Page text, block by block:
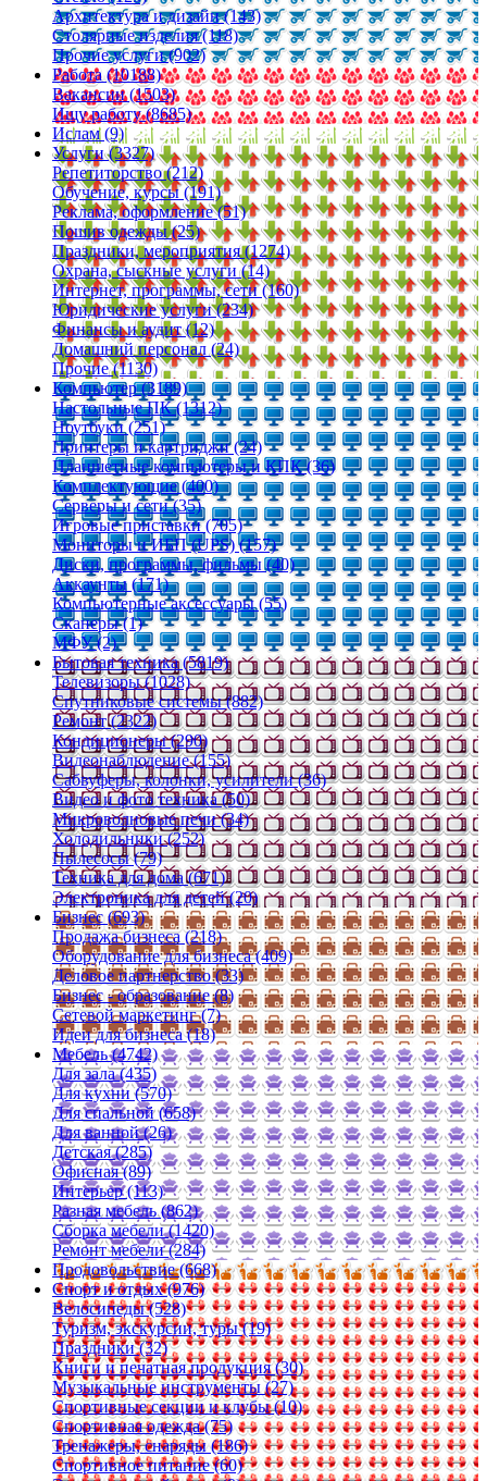
Архитектура и дизайн (143)
Столярные изделия (118)
Прочие услуги (902)
Работа (10188)
Вакансии (1503)
Ищу работу (8685)
Ислам (9)
Услуги (3327)
Репетиторство (212)
Обучение, курсы (191)
Реклама, оформление (51)
Пошив одежды (25)
Праздники, мероприятия (1274)
Охрана, сыскные услуги (14)
Интернет, программы, сети (160)
Юридические услуги (234)
Финансы и аудит (12)
Домашний персонал (24)
Прочие (1130)
Компьютер (3189)
Настольные ПК (1312)
Ноутбуки (251)
Принтеры и картриджи (24)
Планшетные компьютеры и КПК (36)
Комплектующие (400)
Серверы и сети (35)
Игровые приставки (705)
Мониторы и ИБП (UPS) (157)
Диски, программы, фильмы (40)
Аккаунты (171)
Компьютерные аксессуары (55)
Сканеры (1)
МФУ (2)
Бытовая техника (5819)
Телевизоры (1028)
Спутниковые системы (882)
Ремонт (2322)
Кондиционеры (290)
Видеонаблюдение (155)
Сабвуферы, колонки, усилители (36)
Видео и фото техника (50)
Микроволновые печи (34)
Холодильники (252)
Пылесосы (79)
Техника для дома (671)
Электроника для детей (20)
Бизнес (693)
Продажа бизнеса (218)
Оборудование для бизнеса (409)
Деловое партнерство (33)
Бизнес - образование (8)
Сетевой маркетинг (7)
Идеи для бизнеса (18)
Мебель (4742)
Для зала (435)
Для кухни (570)
Для спальной (658)
Для ванной (26)
Детская (285)
Офисная (89)
Интерьер (113)
Разная мебель (862)
Сборка мебели (1420)
Ремонт мебели (284)
Продовольствие (668)
Спорт и отдых (976)
Велосипеды (528)
Туризм, экскурсии, туры (19)
Праздники (32)
Книги и печатная продукция (30)
Музыкальные инструменты (27)
Спортивные секции и клубы (10)
Спортивная одежда (75)
Тренажеры, снаряды (186)
Спортивное питание (60)